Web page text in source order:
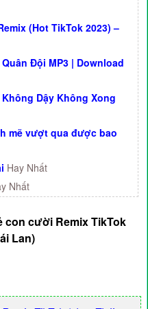
(Hot TikTok 2023) –
Đội MP3 | Download
Dậy Không Xong
mẽ vượt qua được bao
Hay Nhất
Nhất
con cười Remix TikTok
Lan)